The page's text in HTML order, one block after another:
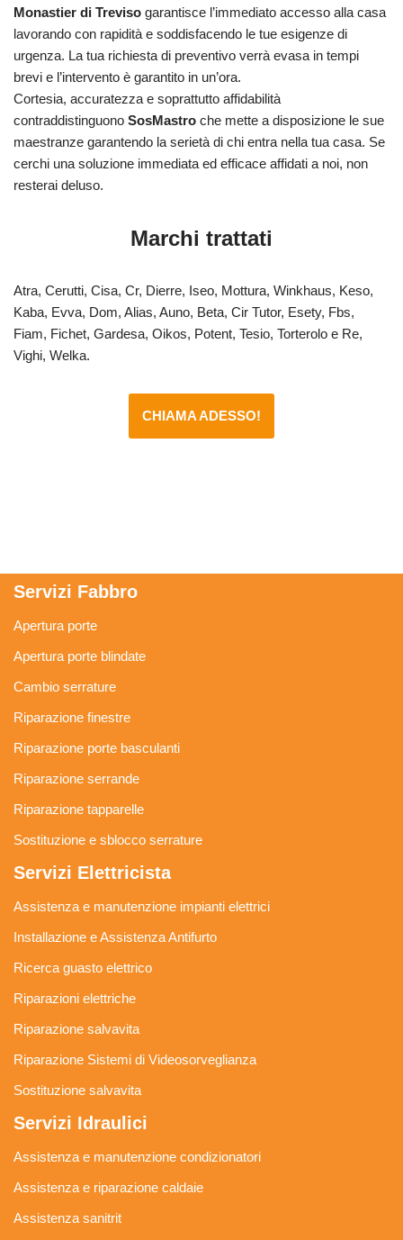
Monastier di Treviso garantisce l’immediato accesso alla casa
lavorando con rapidità e soddisfacendo le tue esigenze di
urgenza. La tua richiesta di preventivo verrà evasa in tempi
brevi e l’intervento è garantito in un’ora.
Cortesia, accuratezza e soprattutto affidabilità
contraddistinguono SosMastro che mette a disposizione le sue
maestranze garantendo la serietà di chi entra nella tua casa. Se
cerchi una soluzione immediata ed efficace affidati a noi, non
resterai deluso.
Marchi trattati
Atra, Cerutti, Cisa, Cr, Dierre, Iseo, Mottura, Winkhaus, Keso,
Kaba, Evva, Dom, Alias, Auno, Beta, Cir Tutor, Esety, Fbs,
Fiam, Fichet, Gardesa, Oikos, Potent, Tesio, Torterolo e Re,
Vighi, Welka.
CHIAMA ADESSO!
Servizi Fabbro
Apertura porte
Apertura porte blindate
Cambio serrature
Riparazione finestre
Riparazione porte basculanti
Riparazione serrande
Riparazione tapparelle
Sostituzione e sblocco serrature
Servizi Elettricista
Assistenza e manutenzione impianti elettrici
Installazione e Assistenza Antifurto
Ricerca guasto elettrico
Riparazioni elettriche
Riparazione salvavita
Riparazione Sistemi di Videosorveglianza
Sostituzione salvavita
Servizi Idraulici
Assistenza e manutenzione condizionatori
Assistenza e riparazione caldaie
Assistenza sanitrit